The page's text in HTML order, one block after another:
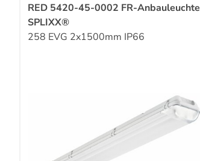
RED 5420-45-0002 FR-Anbauleuchte
SPLIXX®
258 EVG 2x1500mm IP66